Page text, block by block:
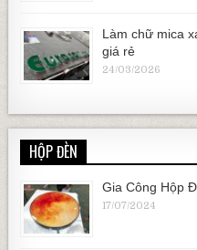
Làm chữ mica
giá rẻ
24/03/2026
HỘP ĐÈN
Gia Công Hộp
17/07/2024